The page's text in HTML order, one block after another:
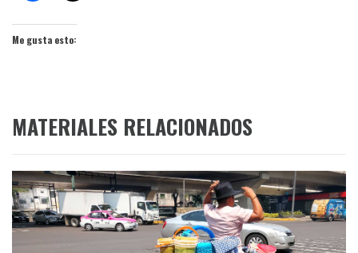
Me gusta esto:
MATERIALES RELACIONADOS